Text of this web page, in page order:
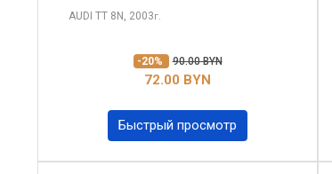
AUDI TT 8N, 2003г.
-20% 90.00 BYN
72.00 BYN
Быстрый просмотр